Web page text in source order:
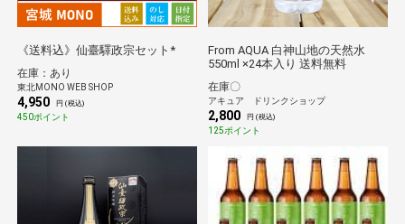
《送料込》仙臺驛政宗セット*
在庫：あり
東北MONO WEB SHOP
4,950 円 (税込)
450ポイント
From AQUA 白神山地の天然水
550ml ×24本入り 送料無料
在庫〇
アキュア ドリンクショップ
2,800 円 (税込)
125ポイント